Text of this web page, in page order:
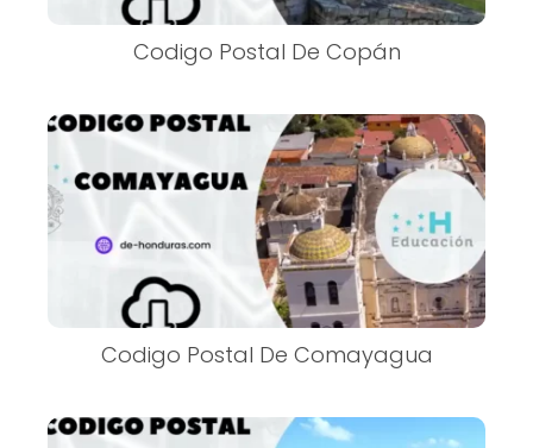
Codigo Postal De Copán
Codigo Postal De Comayagua